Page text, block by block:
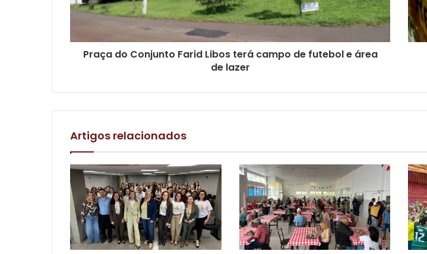
Praça do Conjunto Farid Libos terá campo de futebol e área
de lazer
Artigos relacionados